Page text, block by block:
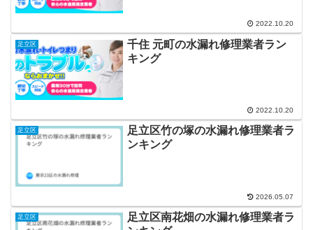
2022.10.20
足立区
千住 元町の水漏れ修理業者ラン
キング
2022.10.20
足立区
足立区竹の塚の水漏れ修理業者ラ
ンキング
2026.05.07
足立区
足立区南花畑の水漏れ修理業者ラ